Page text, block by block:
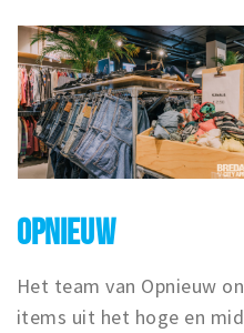
OPNIEUW
Het team van Opnieuw
items uit het hoge en